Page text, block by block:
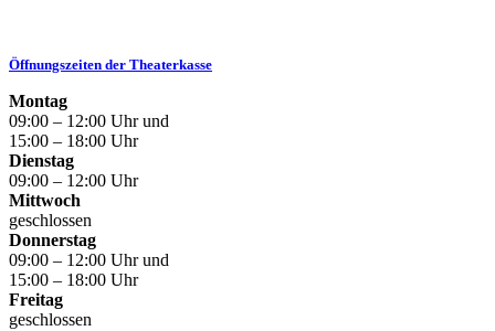
Öffnungszeiten der Theaterkasse
Montag
09:00 – 12:00 Uhr und
15:00 – 18:00 Uhr
Dienstag
09:00 – 12:00 Uhr
Mittwoch
geschlossen
Donnerstag
09:00 – 12:00 Uhr und
15:00 – 18:00 Uhr
Freitag
geschlossen